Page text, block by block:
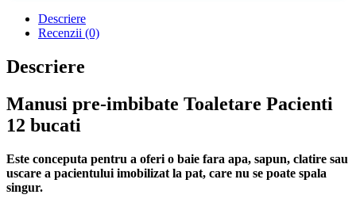
Descriere
Recenzii (0)
Descriere
Manusi pre-imbibate Toaletare Pacienti
12 bucati
Este conceputa pentru a oferi o baie fara apa, sapun, clatire sau
uscare a pacientului imobilizat la pat, care nu se poate spala
singur.